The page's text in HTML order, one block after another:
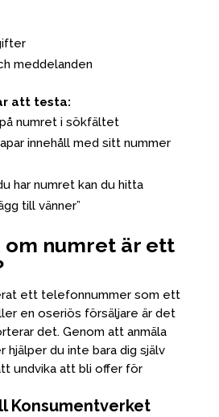
meddelanden
att testa:
numret i sökfältet
innehåll med sitt nummer
har numret kan du hitta
till vänner”
om numret är ett
ett telefonnummer som ett
en oseriös försäljare är det
det. Genom att anmäla
hjälper du inte bara dig själv
undvika att bli offer för
Konsumentverket